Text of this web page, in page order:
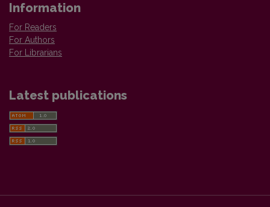
Information
For Readers
For Authors
For Librarians
Latest publications